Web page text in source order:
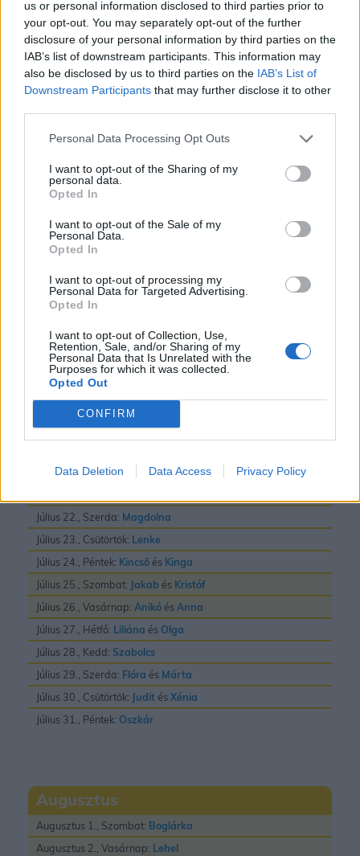
us or personal information disclosed to third parties prior to
your opt-out. You may separately opt-out of the further
disclosure of your personal information by third parties on the
IAB’s list of downstream participants. This information may
also be disclosed by us to third parties on the IAB’s List of
Downstream Participants that may further disclose it to other
Personal Data Processing Opt Outs
I want to opt-out of the Sharing of my
personal data.
Opted In
I want to opt-out of the Sale of my
Personal Data.
Opted In
I want to opt-out of processing my
Personal Data for Targeted Advertising.
Opted In
I want to opt-out of Collection, Use,
Retention, Sale, and/or Sharing of my
Personal Data that Is Unrelated with the
Purposes for which it was collected.
Opted Out
CONFIRM
Data Deletion Data Access Privacy Policy
Július
Július 1., Szerda: AnnamáriaésTihamér
Július 2., Csütörtök:
Július 3., Péntek:KornélésSoma
Július 4., Szombat:Ulrik
Július 5., Vasárnap:EmeseésSarolta
Július 7., Kedd:Apollónia
Július 8., Szerda:
Július 9., Csütörtök:Lukrécia
Július 10., Péntek:
Július 12., Vasárnap:DalmaésIzabella
Július 13., Hétfő:
Július 14., Kedd:Orsés Stella
Július 15., Szerda: HenrikésRoland
Július 16., Csütörtök:
Július 17., Péntek:ElekésEndre
Július 18., Szombat:Frigyes
Július 20., Hétfő:Illés
Július 22., Szerda: Magdolna
Július 23., Csütörtök: Lenke
Július 24., Péntek: Kincsõ és Kinga
Július 25., Szombat: Jakab és Kristóf
Július 26., Vasárnap: Anikó ésAnna
Július 27., Hétfő: Liliána és Olga
Július 28., Kedd: Szabolcs
Július 29., Szerda: Flóra és Márta
Július 30., Csütörtök: Judit ésXénia
Július 31., Péntek: Oszkár
Augusztus
Augusztus 1., Szombat: Boglárka
Augusztus 2., Vasárnap: Lehel